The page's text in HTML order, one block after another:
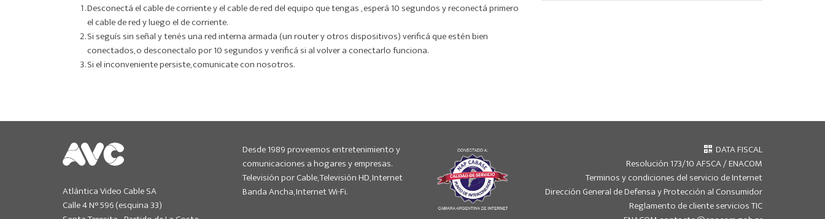
Desconectá el cable de corriente y el cable de red del equipo que tengas , esperá 10 segundos y reconectá primero
el cable de red y luego el de corriente.
Si seguís sin señal y tenés una red interna armada (un router y otros dispositivos) verificá que estén bien
conectados, o desconectalo por 10 segundos y verificá si al volver a conectarlo funciona.
Si el inconveniente persiste, comunicate con nosotros.
Atlántica Video Cable SA
Calle 4 N° 596 (esquina 33)
Desde 1989 proveemos entretenimiento y
comunicaciones a hogares y empresas.
Televisión por Cable, Televisión HD, Internet
Banda Ancha, Internet Wi-Fi.
DATA FISCAL
Resolución 173/10 AFSCA / ENACOM
Terminos y condiciones del servicio de Internet
Dirección General de Defensa y Protección al Consumidor
Reglamento de cliente servicios TIC